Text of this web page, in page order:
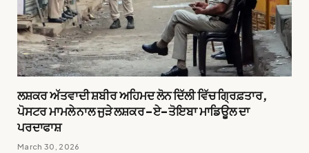
ਲਸ਼ਕਰ ਅੱਤਵਾਦੀ ਸ਼ਬੀਰ ਅਹਿਮਦ ਲੋਨ ਦਿੱਲੀ ਵਿੱਚ ਗ੍ਰਿਫ਼ਤਾਰ,
ਪੋਸਟਰ ਮਾਮਲੇ ਨਾਲ ਜੁੜੇ ਲਸ਼ਕਰ-ਏ-ਤੋਇਬਾ ਮਾਡਿਊਲ ਦਾ
ਪਰਦਾਫਾਸ਼
March 30, 2026